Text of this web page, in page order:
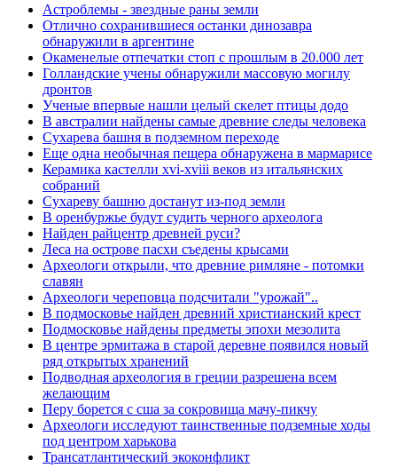
Астроблемы - звездные раны земли
Отлично сохранившиеся останки динозавра
обнаружили в аргентине
Окаменелые отпечатки стоп с прошлым в 20.000 лет
Голландские учены обнаружили массовую могилу
дронтов
Ученые впервые нашли целый скелет птицы додо
В австралии найдены самые древние следы человека
Сухарева башня в подземном переходе
Еще одна необычная пещера обнаружена в мармарисе
Керамика кастелли xvi-xviii веков из итальянских
собраний
Сухареву башню достанут из-под земли
В оренбуржье будут судить черного археолога
Найден райцентр древней руси?
Леса на острове пасхи съедены крысами
Археологи открыли, что древние римляне - потомки
славян
Археологи череповца подсчитали "урожай"..
В подмосковье найден древний христианский крест
Подмосковье найдены предметы эпохи мезолита
В центре эрмитажа в старой деревне появился новый
ряд открытых хранений
Подводная археология в греции разрешена всем
желающим
Перу борется с сша за сокровища мачу-пикчу
Археологи исследуют таинственные подземные ходы
под центром харькова
Трансатлантический экоконфликт